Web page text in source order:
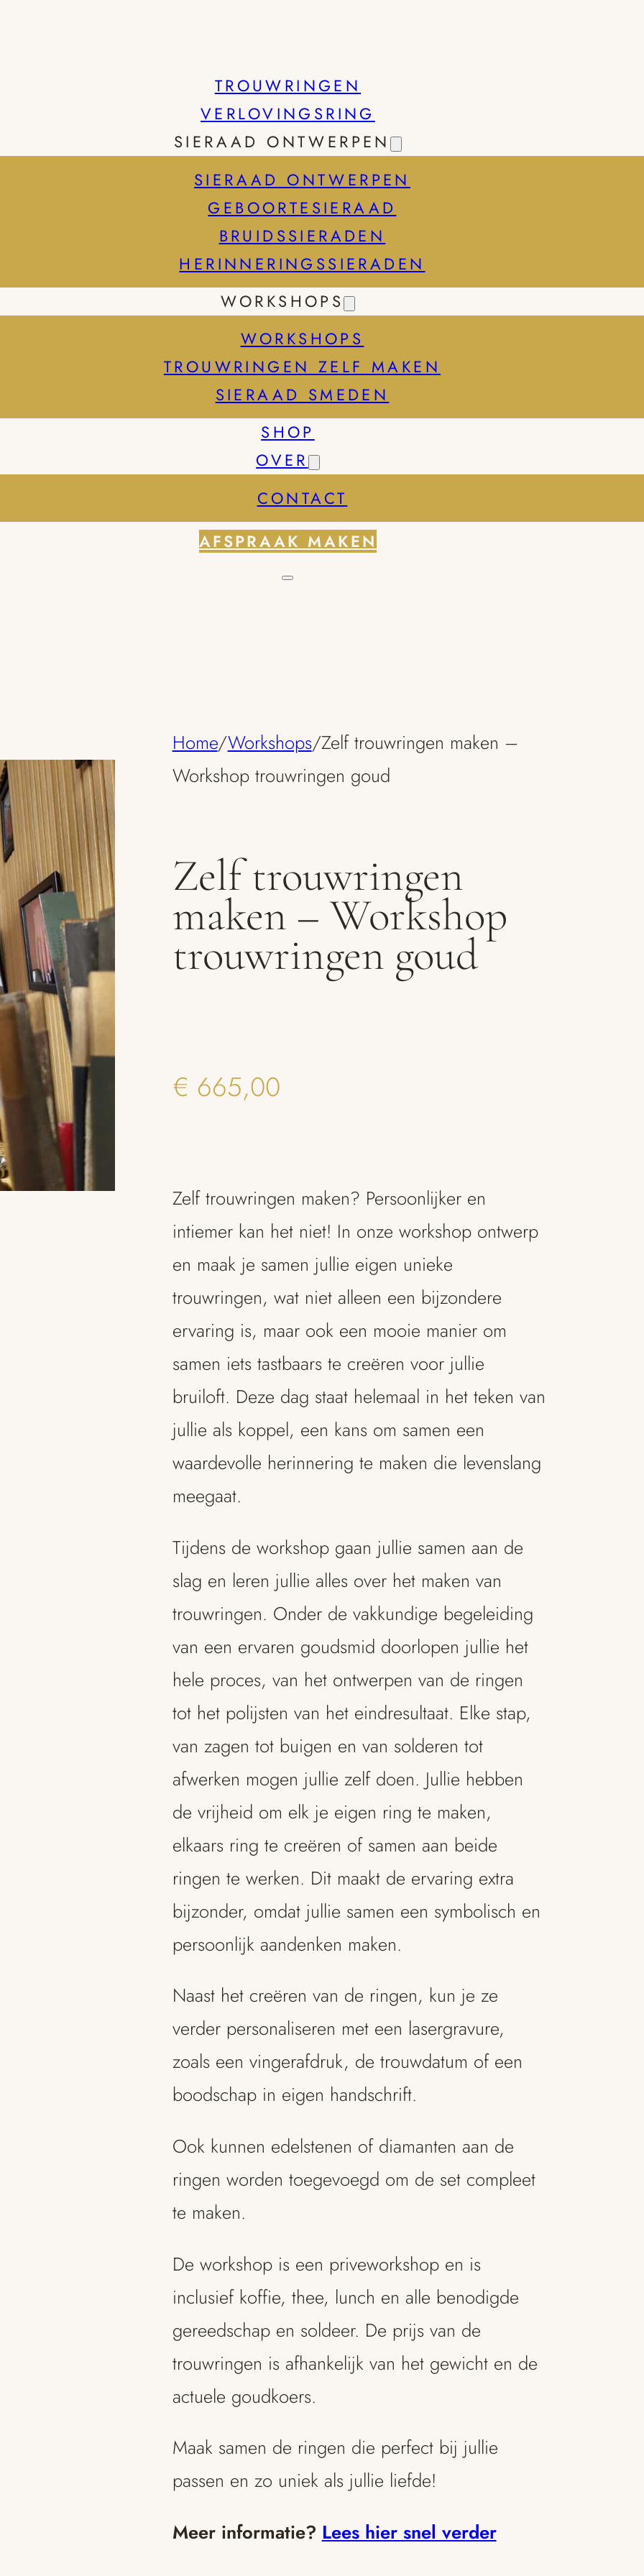
TROUWRINGEN
VERLOVINGSRING
SIERAAD ONTWERPEN
SIERAAD ONTWERPEN
GEBOORTESIERAAD
BRUIDSSIERADEN
HERINNERINGSSIERADEN
WORKSHOPS
WORKSHOPS
TROUWRINGEN ZELF MAKEN
SIERAAD SMEDEN
SHOP
OVER
CONTACT
AFSPRAAK MAKEN
Home/Workshops/Zelf trouwringen maken –
Workshop trouwringen goud
Zelf trouwringen
maken – Workshop
trouwringen goud
€ 665,00
Zelf trouwringen maken? Persoonlijker en
intiemer kan het niet! In onze workshop ontwerp
en maak je samen jullie eigen unieke
trouwringen, wat niet alleen een bijzondere
ervaring is, maar ook een mooie manier om
samen iets tastbaars te creëren voor jullie
bruiloft. Deze dag staat helemaal in het teken van
jullie als koppel, een kans om samen een
waardevolle herinnering te maken die levenslang
meegaat.
Tijdens de workshop gaan jullie samen aan de
slag en leren jullie alles over het maken van
trouwringen. Onder de vakkundige begeleiding
van een ervaren goudsmid doorlopen jullie het
hele proces, van het ontwerpen van de ringen
tot het polijsten van het eindresultaat. Elke stap,
van zagen tot buigen en van solderen tot
afwerken mogen jullie zelf doen. Jullie hebben
de vrijheid om elk je eigen ring te maken,
elkaars ring te creëren of samen aan beide
ringen te werken. Dit maakt de ervaring extra
bijzonder, omdat jullie samen een symbolisch en
persoonlijk aandenken maken.
Naast het creëren van de ringen, kun je ze
verder personaliseren met een lasergravure,
zoals een vingerafdruk, de trouwdatum of een
boodschap in eigen handschrift.
Ook kunnen edelstenen of diamanten aan de
ringen worden toegevoegd om de set compleet
te maken.
De workshop is een priveworkshop en is
inclusief koffie, thee, lunch en alle benodigde
gereedschap en soldeer. De prijs van de
trouwringen is afhankelijk van het gewicht en de
actuele goudkoers.
Maak samen de ringen die perfect bij jullie
passen en zo uniek als jullie liefde!
Meer informatie? Lees hier snel verder